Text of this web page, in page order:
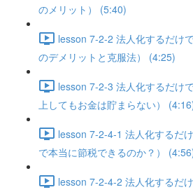
のメリット） (5:40)
lesson 7-2-2 法人化するだけ
のデメリットと克服法） (4:25)
lesson 7-2-3 法人化するだけ
上してもお金は貯まらない）
lesson 7-2-4-1 法人化するだ
で本当に節税できるのか？）
lesson 7-2-4-2 法人化するだ